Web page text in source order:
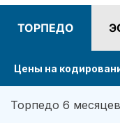
употребления
ТОРПЕДО
Цены на
Торпедо 6 месяцев